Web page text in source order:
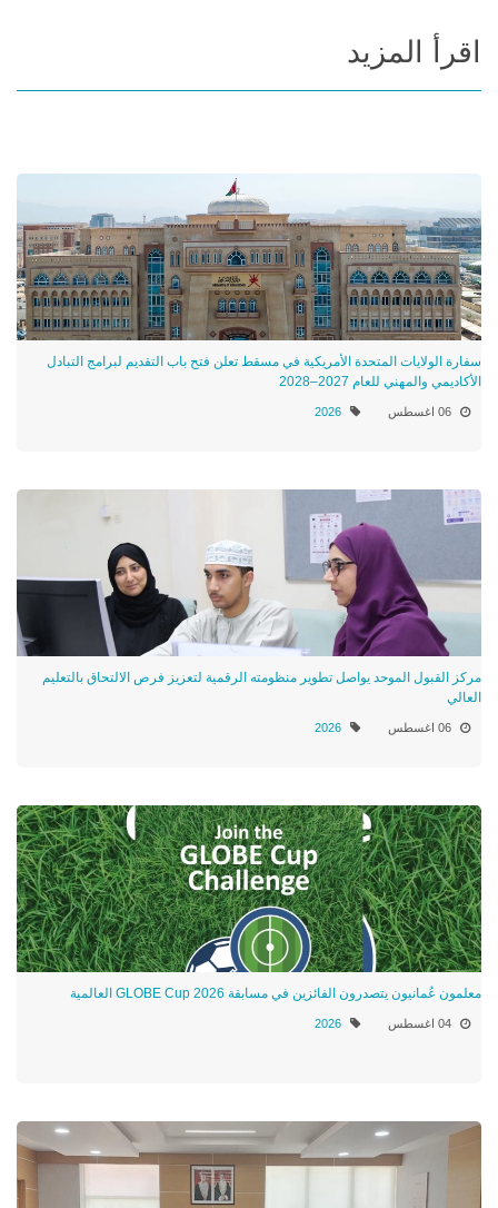
اقرأ المزيد
سفارة الولايات المتحدة الأمريكية في مسقط تعلن فتح باب التقديم لبرامج التبادل
الأكاديمي والمهني للعام 2027–2028
06 اغسطس 2026
مركز القبول الموحد يواصل تطوير منظومته الرقمية لتعزيز فرص الالتحاق بالتعليم
العالي
06 اغسطس 2026
معلمون عُمانيون يتصدرون الفائزين في مسابقة GLOBE Cup 2026 العالمية
04 اغسطس 2026